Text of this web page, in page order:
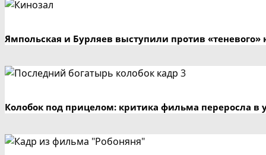
Ямпольская и Бурляев выступили против «теневого»
Колобок под прицелом: критика фильма переросла в